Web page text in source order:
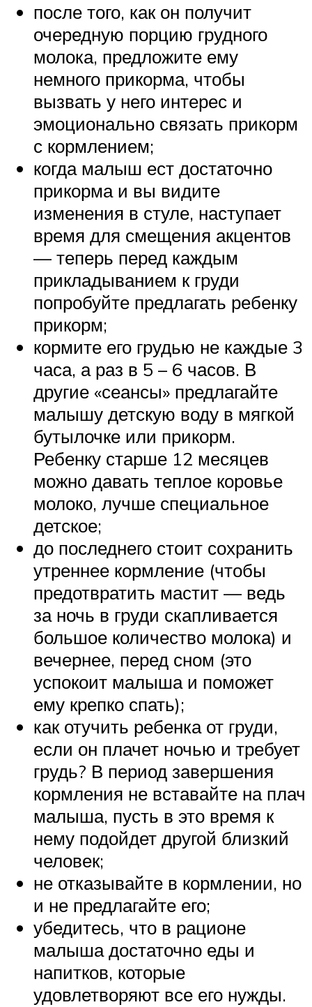
после того, как он получит
очередную порцию грудного
молока, предложите ему
немного прикорма, чтобы
вызвать у него интерес и
эмоционально связать прикорм
с кормлением;
когда малыш ест достаточно
прикорма и вы видите
изменения в стуле, наступает
время для смещения акцентов
— теперь перед каждым
прикладыванием к груди
попробуйте предлагать ребенку
прикорм;
кормите его грудью не каждые 3
часа, а раз в 5 – 6 часов. В
другие «сеансы» предлагайте
малышу детскую воду в мягкой
бутылочке или прикорм.
Ребенку старше 12 месяцев
можно давать теплое коровье
молоко, лучше специальное
детское;
до последнего стоит сохранить
утреннее кормление (чтобы
предотвратить мастит — ведь
за ночь в груди скапливается
большое количество молока) и
вечернее, перед сном (это
успокоит малыша и поможет
ему крепко спать);
как отучить ребенка от груди,
если он плачет ночью и требует
грудь? В период завершения
кормления не вставайте на плач
малыша, пусть в это время к
нему подойдет другой близкий
человек;
не отказывайте в кормлении, но
и не предлагайте его;
убедитесь, что в рационе
малыша достаточно еды и
напитков, которые
удовлетворяют все его нужды.